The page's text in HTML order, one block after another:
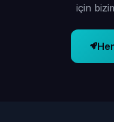
için